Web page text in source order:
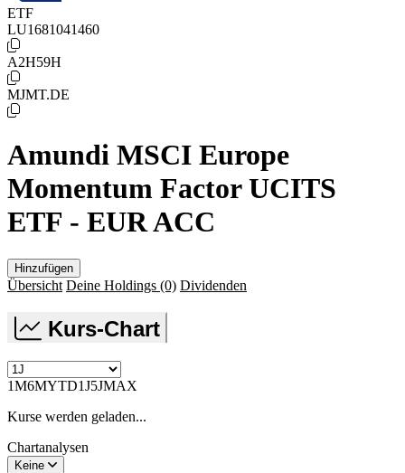
ETF
LU1681041460
A2H59H
MJMT.DE
Amundi MSCI Europe
Momentum Factor UCITS
ETF - EUR ACC
Hinzufügen
Übersicht Deine Holdings (0) Dividenden
Kurs-Chart
1M6MYTD1J5JMAX
Kurse werden geladen...
Chartanalysen
Keine